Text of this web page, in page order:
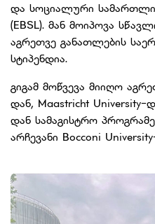
და სოციალური
(EBSL). მან მოიპოვა
აგრეთვე განათლების
სტიპენდია.
გიგამ მოწვევა მიიღო
დან, Maastricht University-
დან სამაგისტრო
არჩევანი Bocconi